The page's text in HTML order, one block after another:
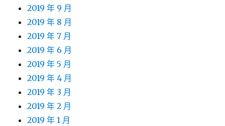
2019 年 9 月
2019 年 8 月
2019 年 7 月
2019 年 6 月
2019 年 5 月
2019 年 4 月
2019 年 3 月
2019 年 2 月
2019 年 1 月